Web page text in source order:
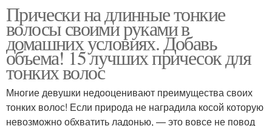
Прически на длинные тонкие
волосы своими руками в
домашних условиях. Добавь
объема! 15 лучших причесок для
тонких волос
Многие девушки недооценивают преимущества своих
тонких волос! Если природа не наградила косой которую
невозможно обхватить ладонью, — это вовсе не повод